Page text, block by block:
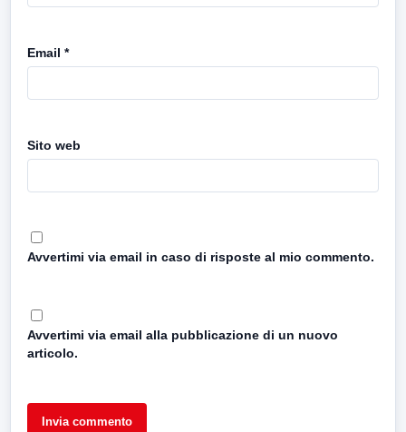
Email *
Sito web
Avvertimi via email in caso di risposte al mio commento.
Avvertimi via email alla pubblicazione di un nuovo
articolo.